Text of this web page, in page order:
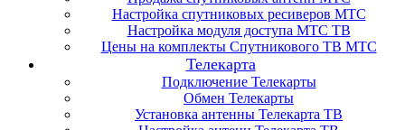
Настройка спутниковых ресиверов МТС
Настройка модуля доступа МТС ТВ
Цены на комплекты Спутникового ТВ МТС
Телекарта
Подключение Телекарты
Обмен Телекарты
Установка антенны Телекарта ТВ